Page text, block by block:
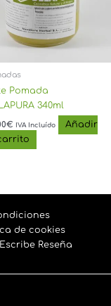
Pomada
340ml
€ IVA Incluído
Añadir
de cookies
Escribe Reseña